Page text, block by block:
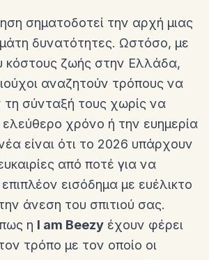
σηματοδοτεί την αρχή μιας
δυνατότητες. Ωστόσο, με
κόστους ζωής στην Ελλάδα,
αναζητούν τρόπους να
σύνταξή τους χωρίς να
χρόνο ή την ευημερία
είναι ότι το 2026 υπάρχουν
από ποτέ για να
εισόδημα με ευέλικτο
άνεση του σπιτιού σας.
η I am Beezy έχουν φέρει
τρόπο με τον οποίο οι